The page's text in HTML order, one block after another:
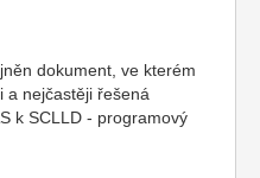
dokument, ve kterém
a nejčastěji řešená
k SCLLD - programový